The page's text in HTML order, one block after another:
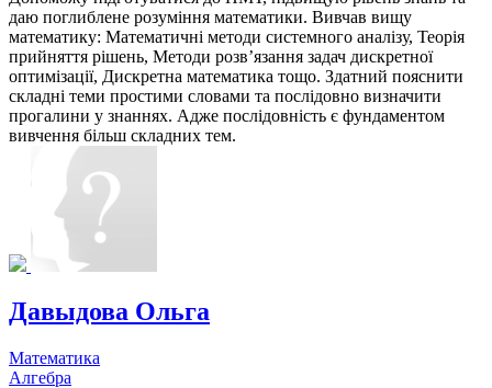
даю поглиблене розуміння математики. Вивчав вищу
математику: Математичні методи системного аналізу, Теорія
прийняття рішень, Методи розв’язання задач дискретної
оптимізації, Дискретна математика тощо. Здатний пояснити
складні теми простими словами та послідовно визначити
прогалини у знаннях. Адже послідовність є фундаментом
вивчення більш складних тем.
Давыдова Ольга
Математика
Алгебра